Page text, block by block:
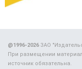
@1996-2026ЗАО
При размещении
источник обязательна.